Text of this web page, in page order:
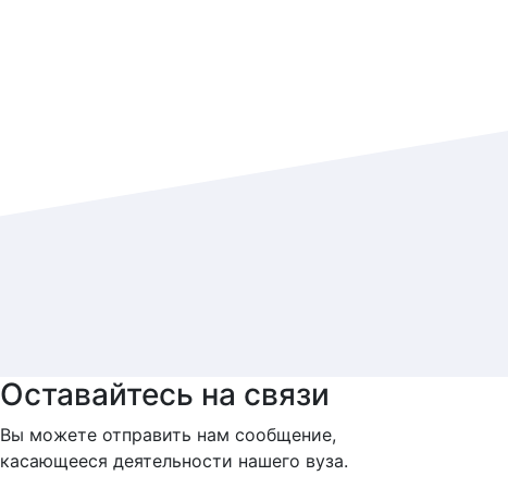
Оставайтесь на связи
Вы можете отправить нам сообщение,
касающееся деятельности нашего вуза.